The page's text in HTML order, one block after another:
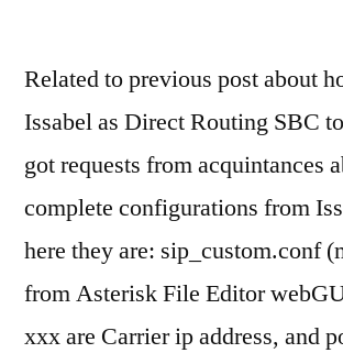
Related to previous post about
Issabel as Direct Routing SBC
got requests from acquintances
complete configurations from
here they are: sip_custom.conf
from Asterisk File Editor
xxx are Carrier ip address, and